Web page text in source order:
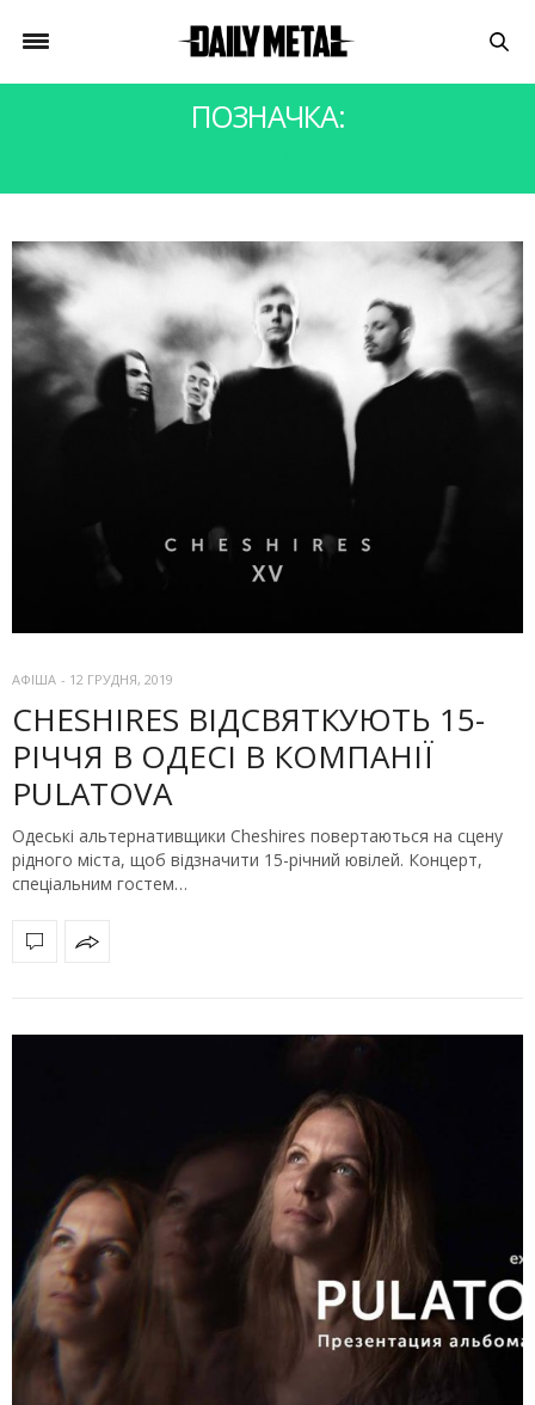
ПОЗНАЧКА:
АФІША - 12 ГРУДНЯ, 2019
CHESHIRES ВІДСВЯТКУЮТЬ 15-
РІЧЧЯ В ОДЕСІ В КОМПАНІЇ
PULATOVA
Одеські альтернативщики Cheshires повертаються на сцену
рідного міста, щоб відзначити 15-річний ювілей. Концерт,
спеціальним гостем…